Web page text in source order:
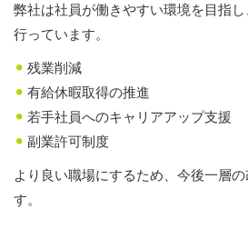
弊社は社員が働きやすい環境を目指
行っています。
残業削減
有給休暇取得の推進
若手社員へのキャリアアップ支援
副業許可制度
より良い職場にするため、今後一層
す。